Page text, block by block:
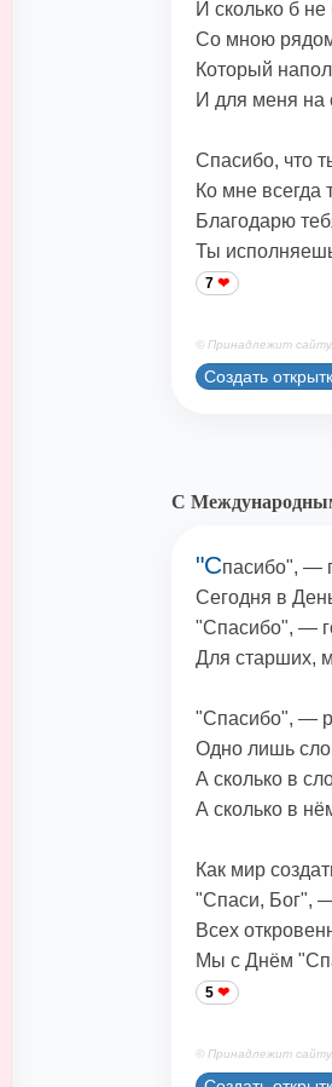
И сколько б
Со мною
Который
И для меня на
Спасибо, что
Ко мне всегда
Благодарю
Ты
7
© Принадлежит
Создать
С
"Спасибо", —
Сегодня в
"Спасибо", —
Для старших,
"Спасибо", —
Одно лишь
А сколько в
А сколько в
Как мир
"Спаси, Бог",
Всех
Мы с Днём
5
© Принадлежит